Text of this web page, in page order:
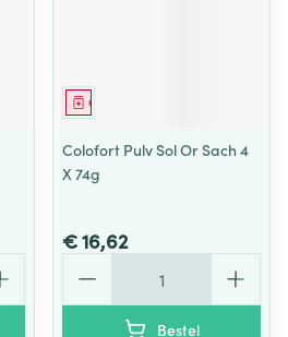
Geneesmiddel
Colofort Pulv Sol Or Sach 4
X 74g
€ 16,62
Bestel